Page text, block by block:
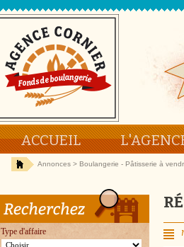
ACCUEIL
Annonces > Boulangerie - Pâtisserie à
Type d'affaire